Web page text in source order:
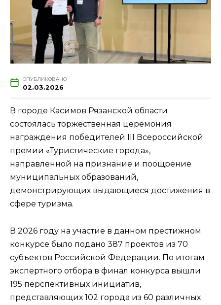
ОПУБЛИКОВАНО
02.03.2026
В городе Касимов Рязанской области
состоялась торжественная церемония
награждения победителей III Всероссийской
премии «Туристические города»,
направленной на признание и поощрение
муниципальных образований,
демонстрирующих выдающиеся достижения в
сфере туризма.
В 2026 году на участие в данном престижном
конкурсе было подано 387 проектов из 70
субъектов Российской Федерации. По итогам
экспертного отбора в финал конкурса вышли
195 перспективных инициатив,
представляющих 102 города из 60 различных